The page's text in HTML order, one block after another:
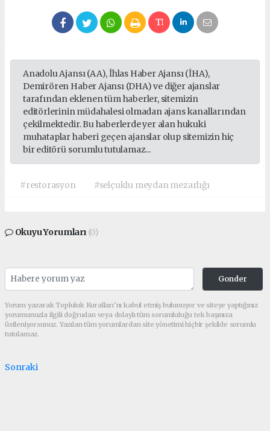
Anadolu Ajansı (AA), İhlas Haber Ajansı (İHA),
Demirören Haber Ajansı (DHA) ve diğer ajanslar
tarafından eklenen tüm haberler, sitemizin
editörlerinin müdahalesi olmadan ajans kanallarından
çekilmektedir. Bu haberlerde yer alan hukuki
muhataplar haberi geçen ajanslar olup sitemizin hiç
bir editörü sorumlu tutulamaz...
#restorasyon #selçuklu meydan mezarlığı
Okuyu Yorumları (0)
Gonder
Yorum yazarak Topluluk Kuralları’nı kabul etmiş bulunuyor ve siteye yaptığınız
yorumunuzla ilgili doğrudan veya dolaylı tüm sorumluluğu tek başınıza
üstleniyorsunuz. Yazılan tüm yorumlardan site yönetimi hiçbir şekilde sorumlu
tutulamaz.
Sonraki